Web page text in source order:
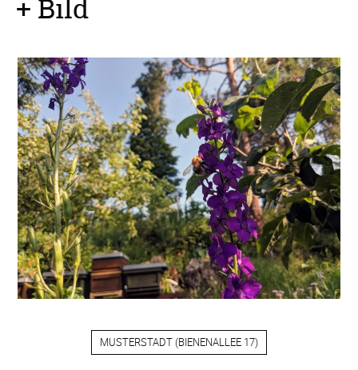
+ Bild
MUSTERSTADT (BIENENALLEE 17)